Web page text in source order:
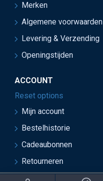
Merken
Algemene voorwaarden
Levering & Verzending
Openingstijden
ACCOUNT
Reset options
Mijn account
Bestelhistorie
Cadeaubonnen
Retourneren